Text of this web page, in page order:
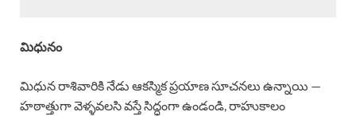
మిధునం
మిధున రాశివారికి నేడు ఆకస్మిక ప్రయాణ సూచనలు ఉన్నాయి —
హఠాత్తుగా వెళ్ళవలసి వస్తే సిద్ధంగా ఉండండి, రాహుకాలం